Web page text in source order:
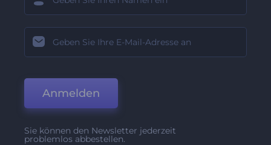
Anmelden
Sie können den Newsletter jederzeit
problemlos abbestellen.